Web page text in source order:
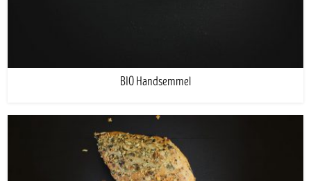
BIO Handsemmel